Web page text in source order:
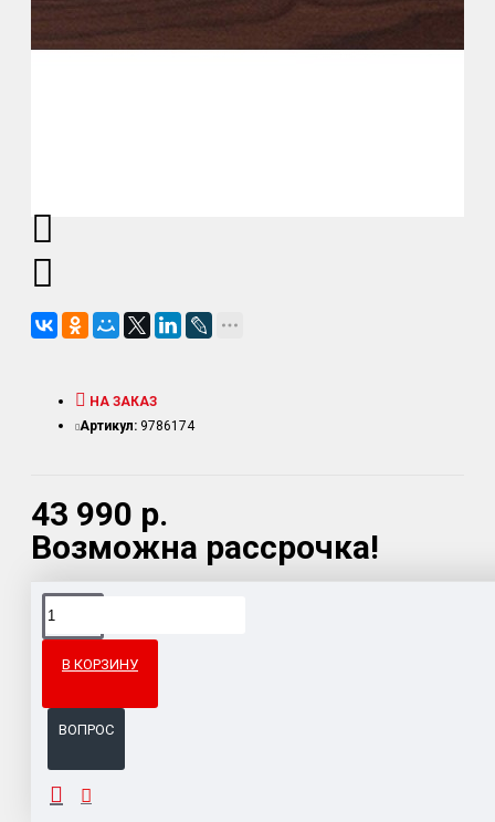
43 990 р.
Возможна рассрочка!
НА ЗАКАЗ
Артикул: 9786174
В КОРЗИНУ
ВОПРОС
Доставка товара по всему Таможенному союзу.